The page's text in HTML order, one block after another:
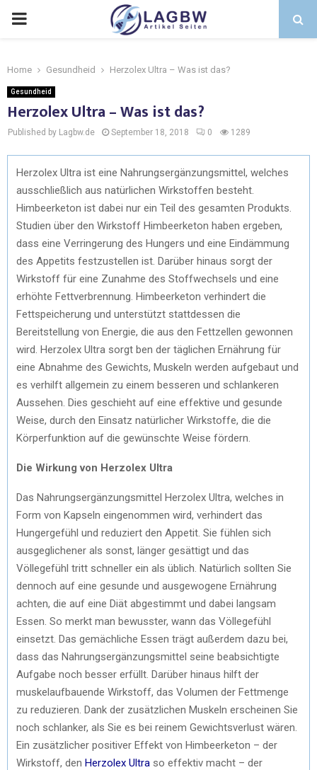
Home Gesundheid Herzolex Ultra – Was ist das?
Gesundheid
Herzolex Ultra – Was ist das?
Published by Lagbw.de September 18, 2018 0 1289
Herzolex Ultra ist eine Nahrungsergänzungsmittel, welches
ausschließlich aus natürlichen Wirkstoffen besteht.
Himbeerketon ist dabei nur ein Teil des gesamten Produkts.
Studien über den Wirkstoff Himbeerketon haben ergeben,
dass eine Verringerung des Hungers und eine Eindämmung
des Appetits festzustellen ist. Darüber hinaus sorgt der
Wirkstoff für eine Zunahme des Stoffwechsels und eine
erhöhte Fettverbrennung. Himbeerketon verhindert die
Fettspeicherung und unterstützt stattdessen die
Bereitstellung von Energie, die aus den Fettzellen gewonnen
wird. Herzolex Ultra sorgt ben der täglichen Ernährung für
eine Abnahme des Gewichts, Muskeln werden aufgebaut und
es verhilft allgemein zu einem besseren und schlankeren
Aussehen. Dies geschieht auf eine effektive und gesunde
Weise, durch den Einsatz natürlicher Wirkstoffe, die die
Körperfunktion auf die gewünschte Weise fördern.
Die Wirkung von Herzolex Ultra
Das Nahrungsergänzungsmittel Herzolex Ultra, welches in
Form von Kapseln eingenommen wird, verhindert das
Hungergefühl und reduziert den Appetit. Sie fühlen sich
ausgeglichener als sonst, länger gesättigt und das
Völlegefühl tritt schneller ein als üblich. Natürlich sollten Sie
dennoch auf eine gesunde und ausgewogene Ernährung
achten, die auf eine Diät abgestimmt und dabei langsam
Essen. So merkt man bewusster, wann das Völlegefühl
einsetzt. Das gemächliche Essen trägt außerdem dazu bei,
dass das Nahrungsergänzungsmittel seine beabsichtigte
Aufgabe noch besser erfüllt. Darüber hinaus hilft der
muskelaufbauende Wirkstoff, das Volumen der Fettmenge
zu reduzieren. Dank der zusätzlichen Muskeln erscheinen Sie
noch schlanker, als Sie es bei reinem Gewichtsverlust wären.
Ein zusätzlicher positiver Effekt von Himbeerketon – der
Wirkstoff, den Herzolex Ultra so effektiv macht – der